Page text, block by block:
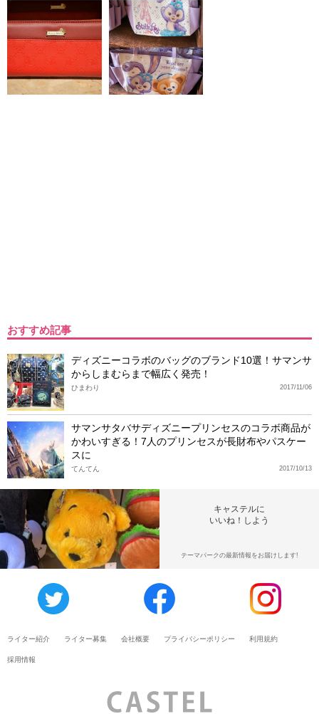
おすすめ記事
ディズニーコラボのバッグのブランド10選！サマンサ
からしまむらまで幅広く発売！
2017/11/06
ひまわり
サマンサタバサディズニープリンセスのコラボ商品が
かわいすぎる！7人のプリンセスが長財布やパスケー
スに
2017/10/13
てんてん
キャステルに
いいね！しよう
テーマパークの最新情報をお届けします!
ライター紹介 ライター募集 会社概要 プライバシーポリシー 利用規約
採用情報